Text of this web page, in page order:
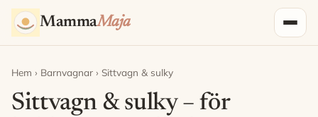
Hoppa till innehåll
MammaMaja
Hem › Barnvagnar › Sittvagn & sulky
Sittvagn & sulky – för